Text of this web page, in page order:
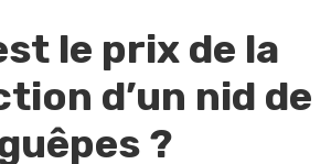
le prix de la
d’un nid de
?